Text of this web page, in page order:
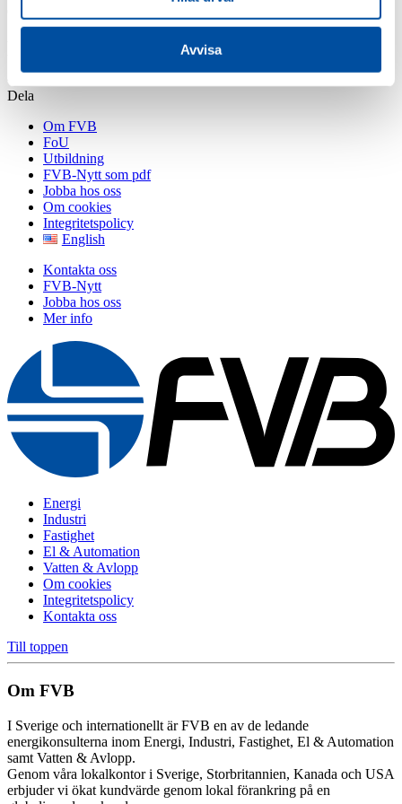
Avvisa
Dela
Om FVB
FoU
Utbildning
FVB-Nytt som pdf
Jobba hos oss
Om cookies
Integritetspolicy
English
Kontakta oss
FVB-Nytt
Jobba hos oss
Mer info
Energi
Industri
Fastighet
El & Automation
Vatten & Avlopp
Om cookies
Integritetspolicy
Kontakta oss
Till toppen
Om FVB
I Sverige och internationellt är FVB en av de ledande
energikonsulterna inom Energi, Industri, Fastighet, El & Automation
samt Vatten & Avlopp.
Genom våra lokalkontor i Sverige, Storbritannien, Kanada och USA
erbjuder vi ökat kundvärde genom lokal förankring på en